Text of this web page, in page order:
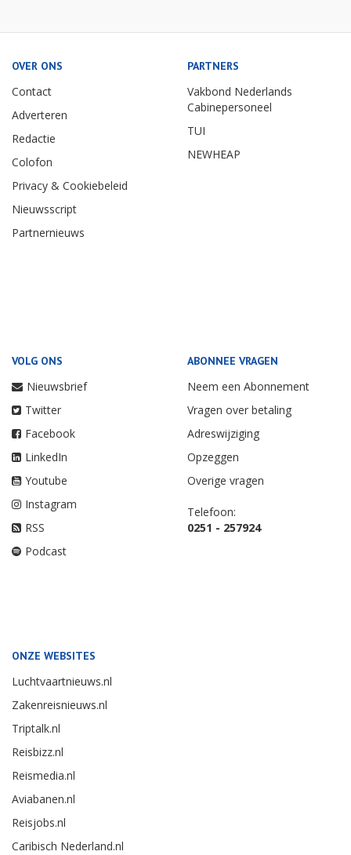
OVER ONS
Contact
Adverteren
Redactie
Colofon
Privacy & Cookiebeleid
Nieuwsscript
Partnernieuws
PARTNERS
Vakbond Nederlands
Cabinepersoneel
TUI
NEWHEAP
VOLG ONS
Nieuwsbrief
Twitter
Facebook
LinkedIn
Youtube
Instagram
RSS
Podcast
ABONNEE VRAGEN
Neem een Abonnement
Vragen over betaling
Adreswijziging
Opzeggen
Overige vragen
Telefoon:
0251 - 257924
ONZE WEBSITES
Luchtvaartnieuws.nl
Zakenreisnieuws.nl
Triptalk.nl
Reisbizz.nl
Reismedia.nl
Aviabanen.nl
Reisjobs.nl
Caribisch Nederland.nl